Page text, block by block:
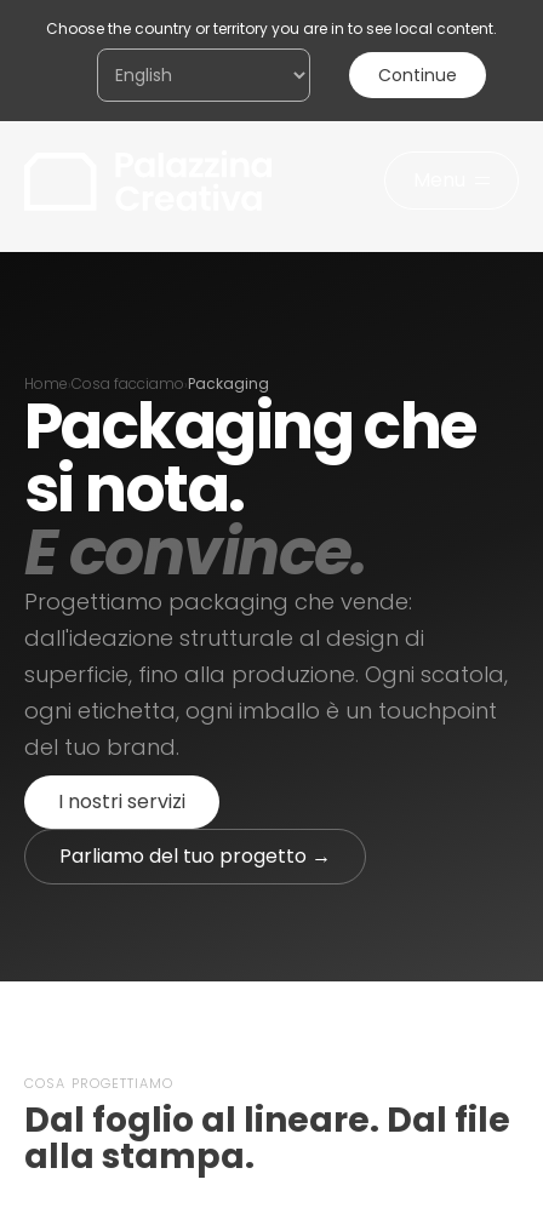
Choose the country or territory you are in to see local content.
Continue
Home›Cosa facciamo›Packaging
Packaging che
si nota.
E convince.
Progettiamo packaging che vende:
dall'ideazione strutturale al design di
superficie, fino alla produzione. Ogni scatola,
ogni etichetta, ogni imballo è un touchpoint
del tuo brand.
I nostri servizi
Parliamo del tuo progetto →
COSA PROGETTIAMO
Dal foglio al lineare. Dal file
alla stampa.